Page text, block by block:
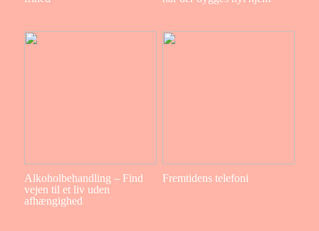
Alkoholbehandling – Find
vejen til et liv uden
afhængighed
Fremtidens telefoni